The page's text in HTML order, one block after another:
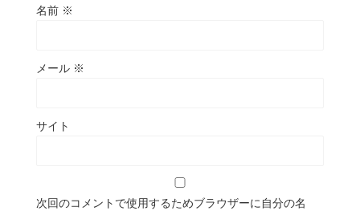
名前 ※
メール ※
サイト
次回のコメントで使用するためブラウザーに自分の名